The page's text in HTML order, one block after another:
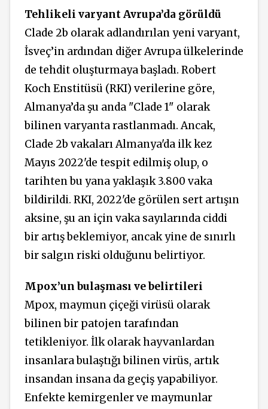
Tehlikeli varyant Avrupa’da görüldü
Clade 2b olarak adlandırılan yeni varyant,
İsveç’in ardından diğer Avrupa ülkelerinde
de tehdit oluşturmaya başladı. Robert
Koch Enstitüsü (RKI) verilerine göre,
Almanya’da şu anda "Clade 1" olarak
bilinen varyanta rastlanmadı. Ancak,
Clade 2b vakaları Almanya'da ilk kez
Mayıs 2022'de tespit edilmiş olup, o
tarihten bu yana yaklaşık 3.800 vaka
bildirildi. RKI, 2022'de görülen sert artışın
aksine, şu an için vaka sayılarında ciddi
bir artış beklemiyor, ancak yine de sınırlı
bir salgın riski olduğunu belirtiyor.
Mpox’un bulaşması ve belirtileri
Mpox, maymun çiçeği virüsü olarak
bilinen bir patojen tarafından
tetikleniyor. İlk olarak hayvanlardan
insanlara bulaştığı bilinen virüs, artık
insandan insana da geçiş yapabiliyor.
Enfekte kemirgenler ve maymunlar